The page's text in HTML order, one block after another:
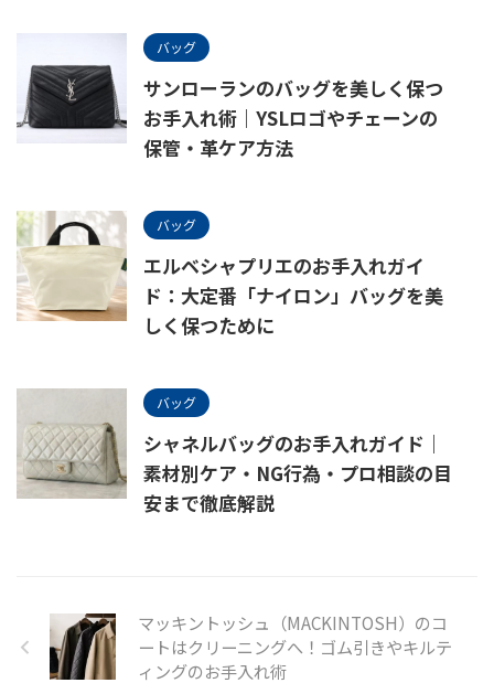
バッグ
サンローランのバッグを美しく保つ
お手入れ術｜YSLロゴやチェーンの
保管・革ケア方法
バッグ
エルベシャプリエのお手入れガイ
ド：大定番「ナイロン」バッグを美
しく保つために
バッグ
シャネルバッグのお手入れガイド｜
素材別ケア・NG行為・プロ相談の目
安まで徹底解説
マッキントッシュ（MACKINTOSH）のコ
ートはクリーニングへ！ゴム引きやキルテ
ィングのお手入れ術